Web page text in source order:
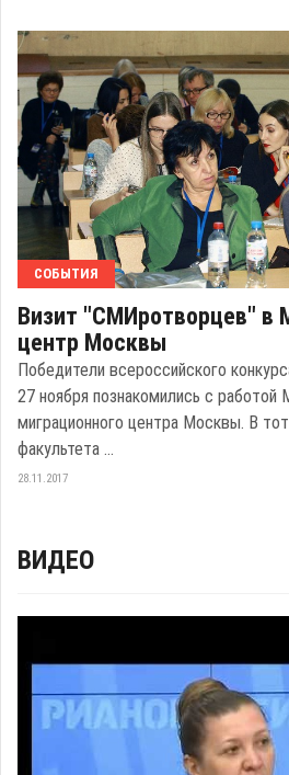
СОБЫТИЯ
Визит "СМИротворцев" в
центр Москвы
Победители всероссийского
27 ноября познакомились с работой
миграционного центра Москвы. В
факультета ...
28.11.2017
ВИДЕО